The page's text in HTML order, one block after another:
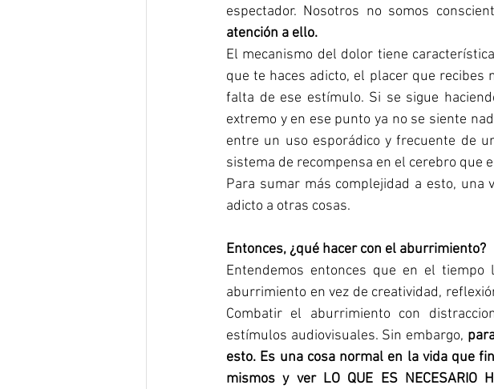
espectador. Nosotros no somos
atención a ello.
El mecanismo del dolor tiene
que te haces adicto, el placer que
falta de ese estímulo. Si se sigue
extremo y en ese punto ya no se siente
entre un uso esporádico y frecuente de
sistema de recompensa en el cerebro que
Para sumar más complejidad a esto, una
adicto a otras cosas.
Entonces, ¿qué hacer con el aburrimiento?
Entendemos entonces que en el
aburrimiento en vez de creatividad,
Combatir el aburrimiento con
estímulos audiovisuales. Sin embargo,
esto. Es una cosa normal en la vida que
mismos y ver LO QUE ES NECESARIO